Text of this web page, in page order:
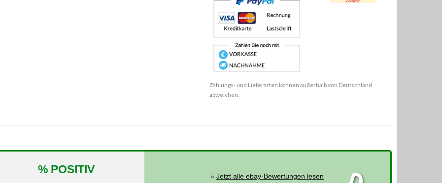
Zahlungs- und Lieferarten können außerhalb von Deutschland
abweichen.
% POSITIV
»Jetzt alle ebay-Bewertungen lesen